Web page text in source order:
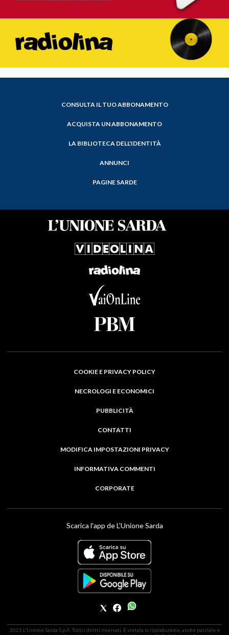
CONSULTA IL TUO ABBONAMENTO
ACQUISTA UN ABBONAMENTO
LA BIBLIOTECA DELL'IDENTITÀ
ANNUNCI
PAGINE SARDE
COOKIE E PRIVACY POLICY
NECROLOGI E ECONOMICI
PUBBLICITÀ
CONTATTI
MODIFICA IMPOSTAZIONI PRIVACY
INFORMATIVA COMMENTI
CORPORATE
Scarica l'app de L'Unione Sarda
2021 L'Unione Sarda S.p.A. Tutti i diritti riservati. É vietata la riproduzione, anche parziale e